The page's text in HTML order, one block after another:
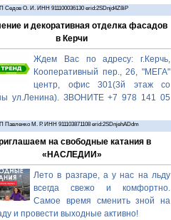
Седов О. И. ИНН 911100036130 erid:2SDnjd4Z8iP
и декоративная отделка фасадов
в Керчи
Ждем Вас по адресу: г.Керчь,
Кооперативный пер., 26, "МЕГА"
центр, офис 301(3й этаж со
ул.Ленина). ЗВОНИТЕ +7 978 141 05
Павленко М. Р. ИНН 911103871108 erid:2SDnjehADdm
на свободные катания в
«НАСЛЕДИИ»
Лето в разгаре, а у нас на льду
всегда свежо и комфортно.
Самое время сменить зной на
и провести выходные активно!